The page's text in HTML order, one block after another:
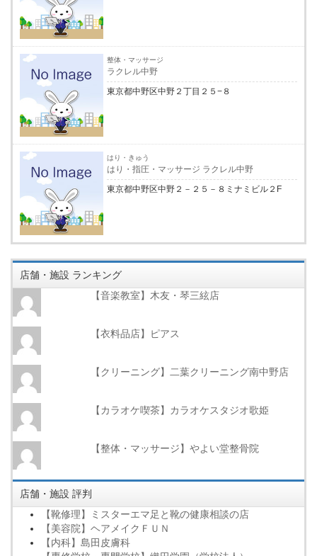
整体・マッサージ
ラクレル中野
東京都中野区中野２丁目２５−８
はり・きゅう
はり・指圧・マッサージ ラクレル中野
東京都中野区中野２－２５－８ミナミビル２F
店舗・施設 ランキング
【音楽教室】木友・琴三絃店
【衣料品店】ピアス
【クリーニング】二葉クリーニング南中野店
【カラオケ喫茶】カラオケスタジオ歌姫
【整体・マッサージ】やよい堂整骨院
店舗・施設 評判
【靴修理】ミスターエマ足と靴の健康相談の店
【美容院】ヘアメイクＦＵＮ
【内科】島田皮膚科